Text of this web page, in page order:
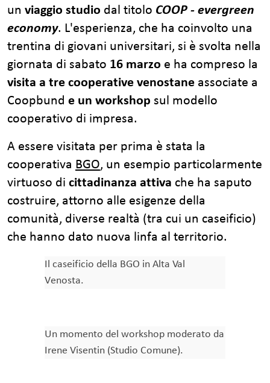
un viaggio studio dal titolo COOP - evergreen
economy. L'esperienza, che ha coinvolto una
trentina di giovani universitari, si è svolta nella
giornata di sabato 16 marzo e ha compreso la
visita a tre cooperative venostane associate a
Coopbund e un workshop sul modello
cooperativo di impresa.
A essere visitata per prima è stata la
cooperativa BGO, un esempio particolarmente
virtuoso di cittadinanza attiva che ha saputo
costruire, attorno alle esigenze della
comunità, diverse realtà (tra cui un caseificio)
che hanno dato nuova linfa al territorio.
Il caseificio della BGO in Alta Val
Venosta.
Un momento del workshop moderato da
Irene Visentin (Studio Comune).